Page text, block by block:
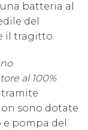
batteria al
del
il tragitto.
al 100%
tramite
sono dotate
pompa del